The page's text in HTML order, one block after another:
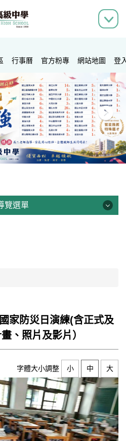
行事曆 官方粉專 網站地圖 登
覽選單
家防災日演練(含正式及
、照片及影片）
字體大小調整 小 中 大